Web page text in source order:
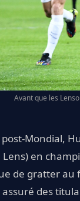
Avant que les
Mondial,
Lens) en
de gratter au
des